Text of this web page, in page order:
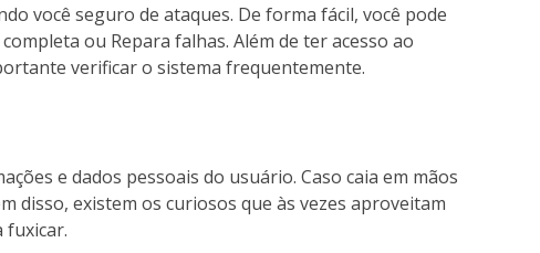
você seguro de ataques. De forma fácil, você pode
ou Repara falhas. Além de ter acesso ao
verificar o sistema frequentemente.
e dados pessoais do usuário. Caso caia em mãos
disso, existem os curiosos que às vezes aproveitam
fuxicar.